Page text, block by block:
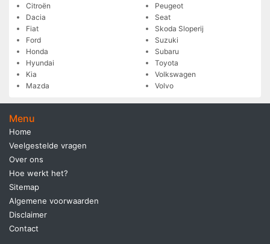
Citroën
Dacia
Fiat
Ford
Honda
Hyundai
Kia
Mazda
Peugeot
Seat
Skoda Sloperij
Suzuki
Subaru
Toyota
Volkswagen
Volvo
Menu
Home
Veelgestelde vragen
Over ons
Hoe werkt het?
Sitemap
Algemene voorwaarden
Disclaimer
Contact